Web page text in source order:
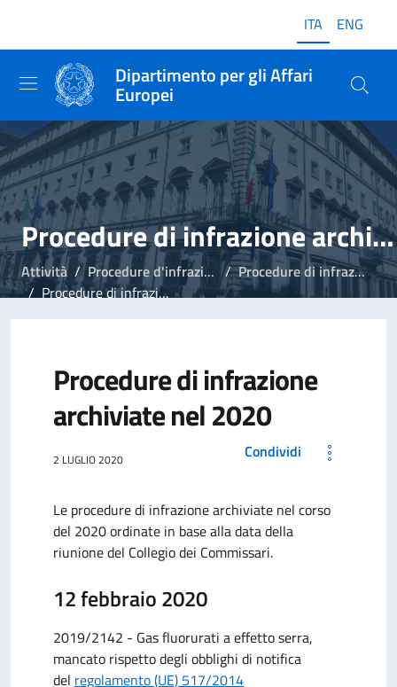
ITA ENG
Dipartimento per gli Affari
Europei
Procedure di infrazione archiviate
Attività Procedure d'infrazione
Procedure di infrazione archiviate
Procedure di infrazione archiviate nel 2020
Procedure di infrazione
archiviate nel 2020
2 LUGLIO 2020 Condividi
Le procedure di infrazione archiviate nel corso
del 2020 ordinate in base alla data della
riunione del Collegio dei Commissari.
12 febbraio 2020
2019/2142 - Gas fluorurati a effetto serra,
mancato rispetto degli obblighi di notifica
del regolamento (UE) 517/2014